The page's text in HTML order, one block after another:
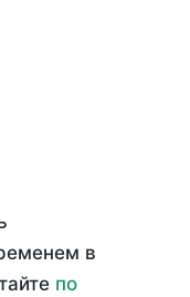
в
по